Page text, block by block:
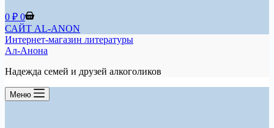
Корзина
0 ₽ 0
САЙТ AL-ANON
Интернет-магазин литературы
Ал-Анона
Надежда семей и друзей алкоголиков
Меню